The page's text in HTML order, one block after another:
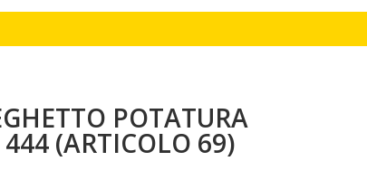
POTATURA
(ARTICOLO 69)